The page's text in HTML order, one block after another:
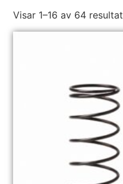
Visar 1–16 av 64 resultat